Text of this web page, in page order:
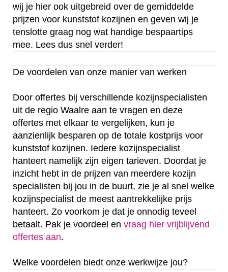
wij je hier ook uitgebreid over de gemiddelde
prijzen voor kunststof kozijnen en geven wij je
tenslotte graag nog wat handige bespaartips
mee. Lees dus snel verder!
De voordelen van onze manier van werken
Door offertes bij verschillende kozijnspecialisten
uit de regio Waalre aan te vragen en deze
offertes met elkaar te vergelijken, kun je
aanzienlijk besparen op de totale kostprijs voor
kunststof kozijnen. Iedere kozijnspecialist
hanteert namelijk zijn eigen tarieven. Doordat je
inzicht hebt in de prijzen van meerdere kozijn
specialisten bij jou in de buurt, zie je al snel welke
kozijnspecialist de meest aantrekkelijke prijs
hanteert. Zo voorkom je dat je onnodig teveel
betaalt. Pak je voordeel en vraag hier vrijblijvend
offertes aan.
Welke voordelen biedt onze werkwijze jou?